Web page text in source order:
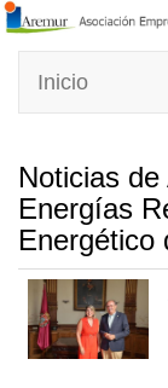
Inicio
Noticias
Energías
Energético